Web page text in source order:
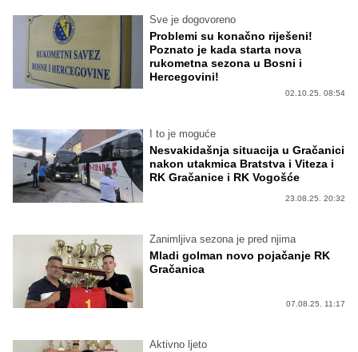
Sve je dogovoreno
Problemi su konačno riješeni!
Poznato je kada starta nova
rukometna sezona u Bosni i
Hercegovini!
02.10.25. 08:54
I to je moguće
Nesvakidašnja situacija u Gračanici
nakon utakmica Bratstva i Viteza i
RK Gračanice i RK Vogošće
23.08.25. 20:32
Zanimljiva sezona je pred njima
Mladi golman novo pojačanje RK
Gračanica
07.08.25. 11:17
Aktivno ljeto